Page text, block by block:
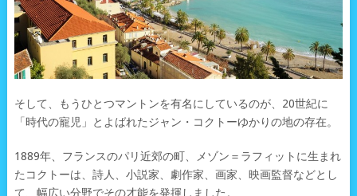
そして、もうひとつマントンを有名にしているのが、20世紀に
「時代の寵児」とよばれたジャン・コクトーゆかりの地の存在。
1889年、フランスのパリ近郊の町、メゾン＝ラフィットに生まれ
たコクトーは、詩人、小説家、劇作家、画家、映画監督などとし
て、幅広い分野でその才能を発揮しました。